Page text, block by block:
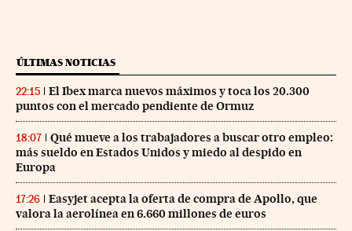
ÚLTIMAS NOTICIAS
22:15
El Ibex marca nuevos máximos y toca los 20.300
puntos con el mercado pendiente de Ormuz
18:07
Qué mueve a los trabajadores a buscar otro empleo:
más sueldo en Estados Unidos y miedo al despido en
Europa
17:26
Easyjet acepta la oferta de compra de Apollo, que
valora la aerolínea en 6.660 millones de euros